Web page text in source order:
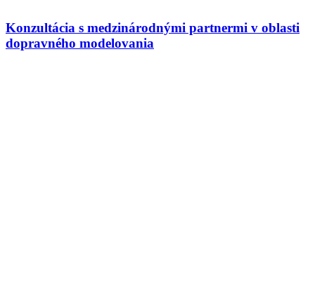
Konzultácia s medzinárodnými partnermi v oblasti
dopravného modelovania